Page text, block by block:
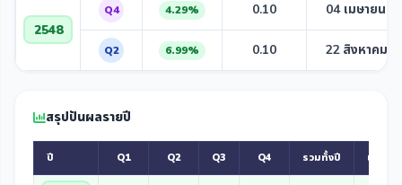
2548
Q4 4.29% 0.10 04 เมษายน
Q2 6.99% 0.10 22 สิงหาคม
สรุปปันผลรายปี
ปี Q1 Q2 Q3 Q4 รวมทั้งปี เทียบ